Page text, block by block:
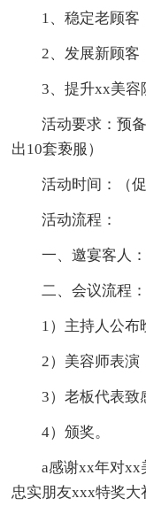
1、稳定老顾客
2、发展新顾客
3、提升xx美容
活动要求：预
出10套亵服）
活动时间：（
活动流程：
一、邀宴客人
二、会议流程
1）主持人公布
2）美容师表演
3）老板代表致
4）颁奖。
a感谢xx年对xx
忠实朋友xxx特奖大